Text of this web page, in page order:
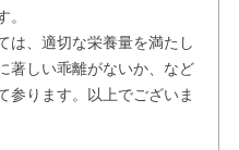
。
は、適切な栄養量を満たし
著しい乖離がないか、など
参ります。以上でございま